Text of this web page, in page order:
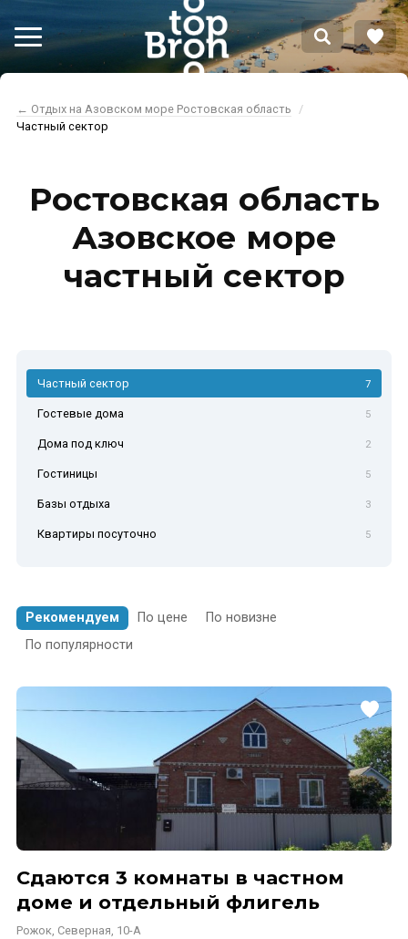
← Отдых на Азовском море Ростовская область
Частный сектор
Ростовская область
Азовское море
частный сектор
Частный сектор 7
Гостевые дома 5
Дома под ключ 2
Гостиницы 5
Базы отдыха 3
Квартиры посуточно 5
Рекомендуем По цене
По новизне
По популярности
Сдаются 3 комнаты в частном
доме и отдельный флигель
Рожок, Северная, 10-А